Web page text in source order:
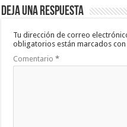
Deja una respuesta
Tu dirección de correo
obligatorios están marcados
Comentario*